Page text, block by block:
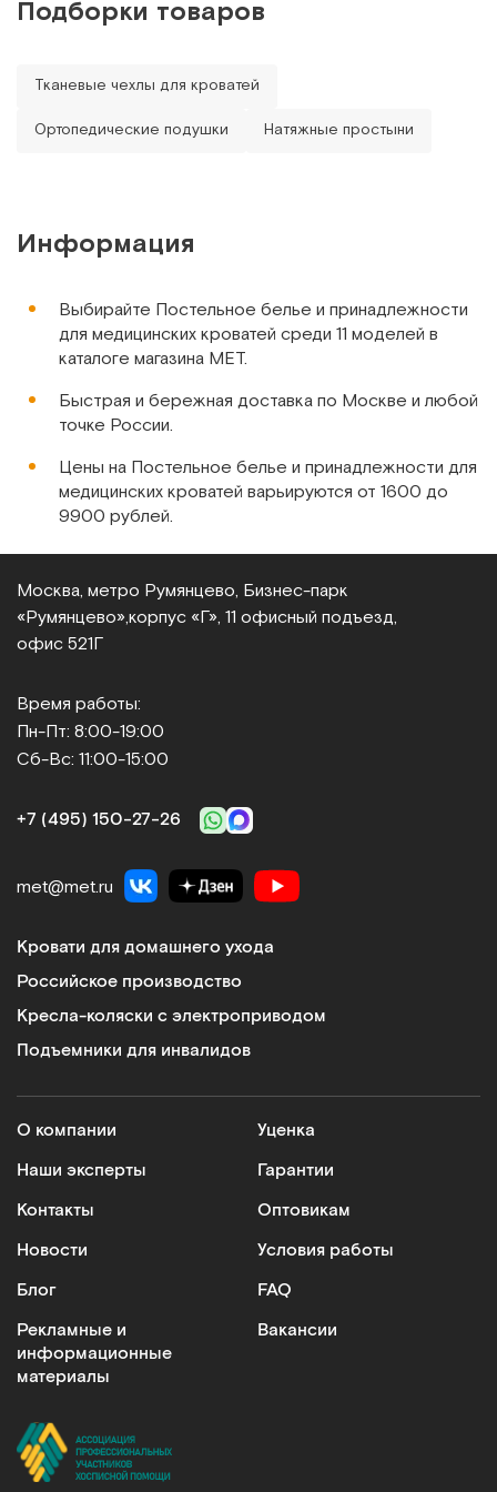
Ортопедическая подушка
Сообщить о поступлении
HD-02 (transfer Easy-move)
Перекладыватель (перекатыватель) для лежачих
Под заказАрт.4952
Сообщить о поступлении
HD-04 (transfer Easy-move)
Перекладыватель (перекатыватель) с кровати на коляску
мягкий 50 х 45 см
Сообщить о поступлении
Комплект четырехсоставных простыней Мод.2 (2 шт.) для
Под заказАрт.
Сравнить
VAMOS
Простыни трехсоставные натяжные (2 шт. в комплекте)
анатомических подушек, ввиду её
Подборки товаров
Тканевые чехлы для кроватей
Ортопедические подушки Натяжные простыни
Информация
Выбирайте Постельное белье и принадлежности
для медицинских кроватей среди 11 моделей в
каталоге магазина МЕТ.
Быстрая и бережная доставка по Москве и любой
точке России.
Цены на Постельное белье и принадлежности для
медицинских кроватей варьируются от 1600 до
9900 рублей.
Москва, метро Румянцево, Бизнес‑парк
«Румянцево», корпус «Г», 11 офисный подъезд,
офис 521Г
Время работы:
Пн-Пт: 8:00-19:00
Сб-Вс: 11:00-15:00
+7 (495) 150‑27‑26
met@met.ru
Кровати для домашнего ухода
Российское производство
Кресла-коляски с электроприводом
Подъемники для инвалидов
О компании
Наши эксперты
Контакты
Новости
Блог
Рекламные и
информационные
материалы
Уценка
Гарантии
Оптовикам
Условия работы
FAQ
Вакансии